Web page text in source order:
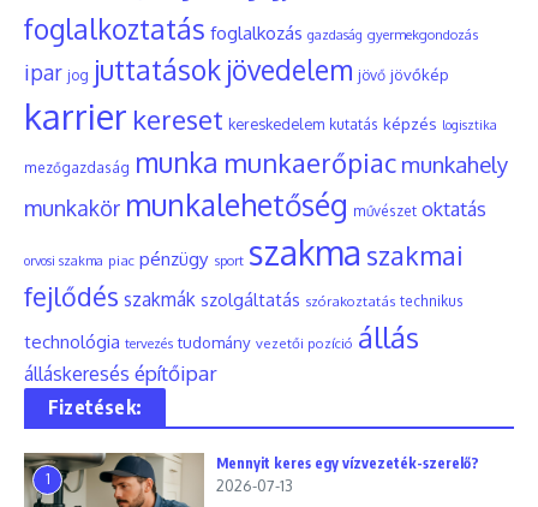
foglalkoztatás foglalkozás gazdaság gyermekgondozás
ipar jog juttatások jövedelem jövő jövőkép
karrier kereset kereskedelem kutatás képzés logisztika
mezőgazdaság munka munkaerőpiac munkahely
munkakör munkalehetőség művészet oktatás
orvosi szakma piac pénzügy sport szakma szakmai
fejlődés szakmák szolgáltatás szórakoztatás technikus
technológia tervezés tudomány vezetői pozíció állás
álláskeresés építőipar
Fizetések:
1
Mennyit keres egy vízvezeték-szerelő?
2026-07-13